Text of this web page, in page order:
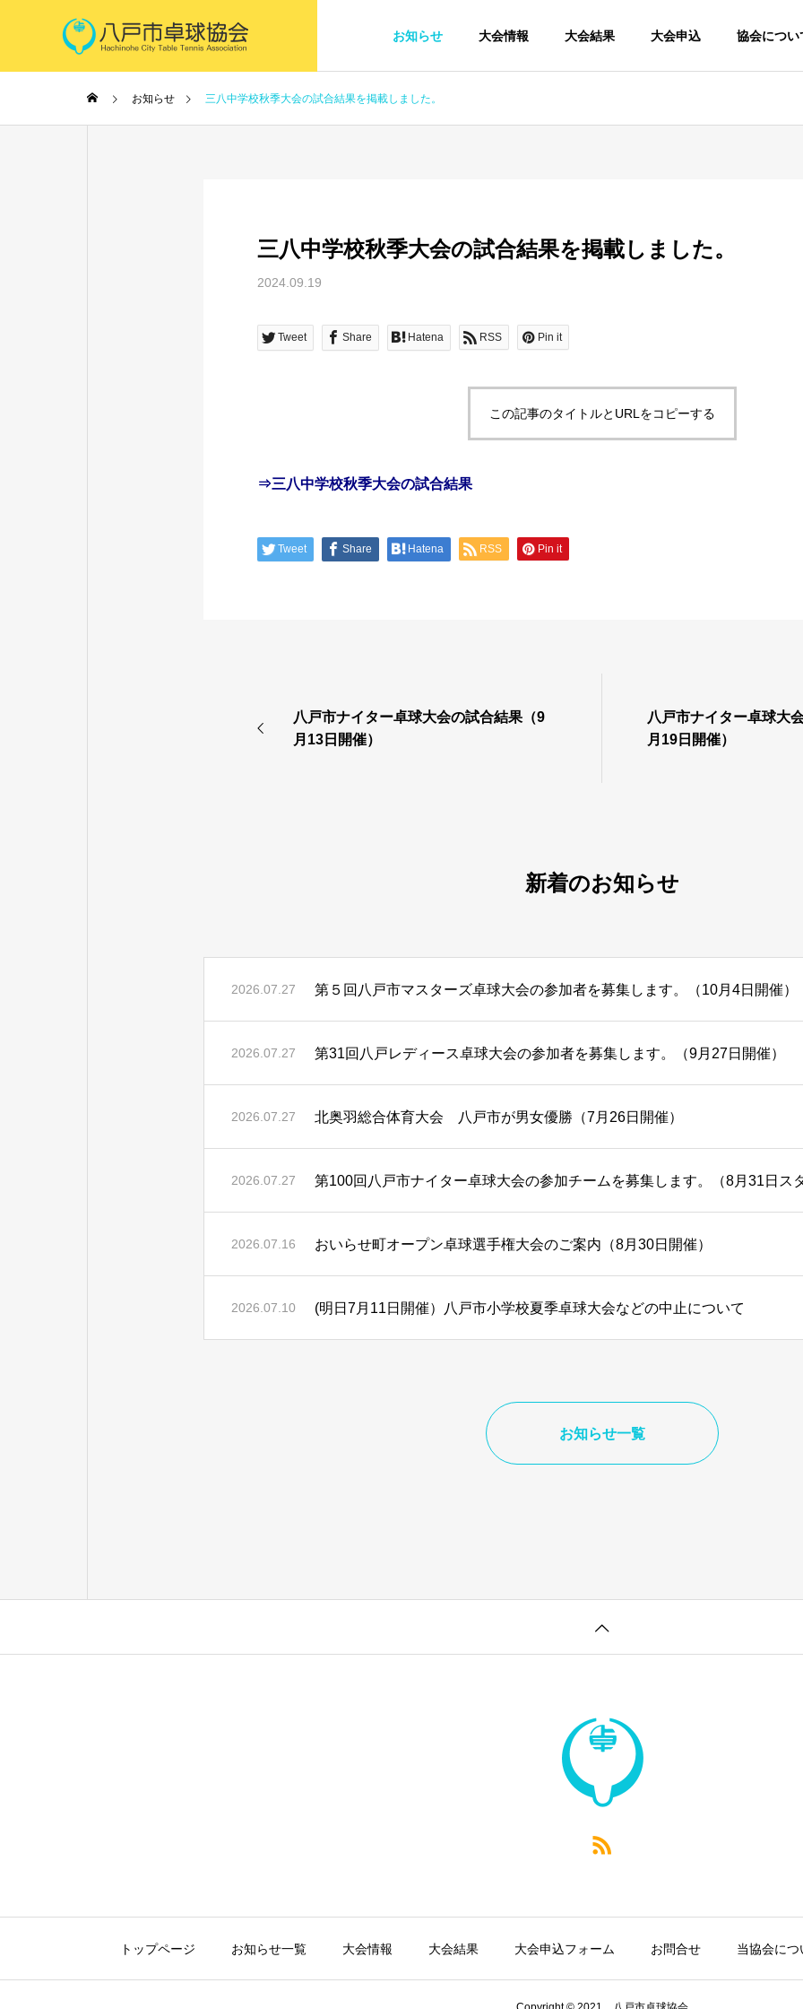
お知らせ 大会情報 大会結果 大会申込 協会につい
お知らせ 三八中学校秋季大会の試合結果を掲載しました。
三八中学校秋季大会の試合結果を掲載しました。
2024.09.19
Tweet Share Hatena RSS Pin it
この記事のタイトルとURLをコピーする
⇒三八中学校秋季大会の試合結果
Tweet Share Hatena RSS Pin it
八戸市ナイター卓球大会の試合結果（9
月13日開催）
八戸市ナイター卓球大
月19日開催）
新着のお知らせ
2026.07.27 第５回八戸市マスターズ卓球大会の参加者を募集します。（10月4日開催）
2026.07.27 第31回八戸レディース卓球大会の参加者を募集します。（9月27日開催）
2026.07.27 北奥羽総合体育大会 八戸市が男女優勝（7月26日開催）
2026.07.27 第100回八戸市ナイター卓球大会の参加チームを募集します。（8月31日ス
2026.07.16 おいらせ町オープン卓球選手権大会のご案内（8月30日開催）
2026.07.10 (明日7月11日開催）八戸市小学校夏季卓球大会などの中止について
お知らせ一覧
トップページ お知らせ一覧 大会情報 大会結果 大会申込フォーム お問合せ 当協会につ